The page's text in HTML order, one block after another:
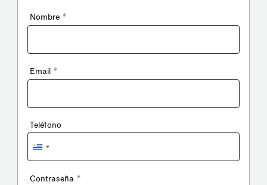
Nombre *
Email *
Teléfono
Uruguay
+598
Contraseña *